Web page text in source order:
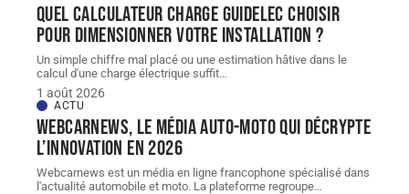
Quel Calculateur charge guidelec choisir
pour dimensionner votre installation ?
Un simple chiffre mal placé ou une estimation hâtive dans le
calcul d'une charge électrique suffit…
1 août 2026
ACTU
Webcarnews, le média auto-moto qui décrypte
l’innovation en 2026
Webcarnews est un média en ligne francophone spécialisé dans
l'actualité automobile et moto. La plateforme regroupe…